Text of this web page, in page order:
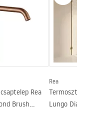
_5.pdf
Rea
Brush
Rea
Lungo